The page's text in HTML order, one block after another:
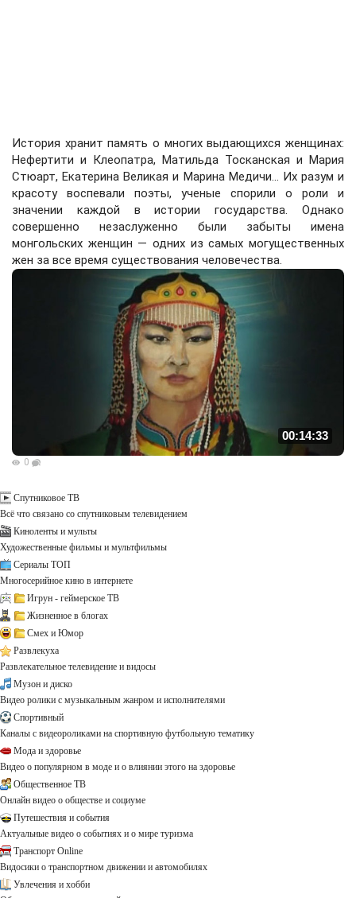
История хранит память о многих выдающихся женщинах:
Нефертити и Клеопатра, Матильда Тосканская и Мария
Стюарт, Екатерина Великая и Марина Медичи... Их разум и
красоту воспевали поэты, ученые спорили о роли и
значении каждой в истории государства. Однако
совершенно незаслуженно были забыты имена
монгольских женщин — одних из самых могущественных
жен за все время существования человечества.
00:14:33
0
Спутниковое ТВ
Всё что связано со спутниковым телевидением
Киноленты и мульты
Художественные фильмы и мультфильмы
Сериалы ТОП
Многосерийное кино в интернете
Игрун - геймерское ТВ
Жизненное в блогах
Смех и Юмор
Развлекуха
Развлекательное телевидение и видосы
Музон и диско
Видео ролики с музыкальным жанром и исполнителями
Спортивный
Каналы с видеороликами на спортивную футбольную тематику
Мода и здоровье
Видео о популярном в моде и о влиянии этого на здоровье
Общественное ТВ
Онлайн видео о обществе и социуме
Путешествия и события
Актуальные видео о событиях и о мире туризма
Транспорт Online
Видосики о транспортном движении и автомобилях
Увлечения и хобби